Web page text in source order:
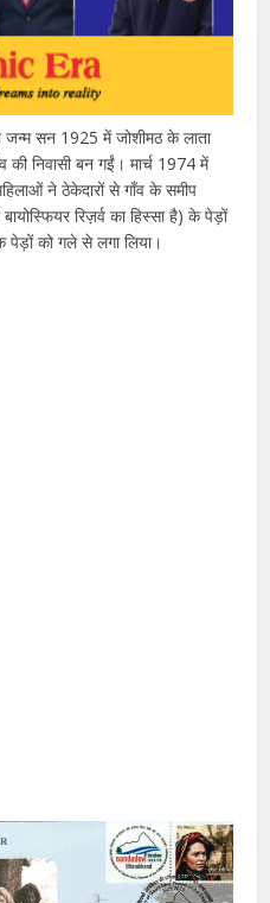
जन्म सन 1925 में जोशीमठ के लाता
की निवासी बन गईं। मार्च 1974 में
ने ठेकेदारों से गाँव के समीप
रिज़र्व का हिस्सा है) के पेड़ों
पेड़ों को गले से लगा लिया।